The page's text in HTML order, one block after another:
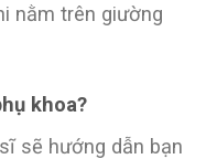
nằm trên giường
khoa?
sẽ hướng dẫn bạn